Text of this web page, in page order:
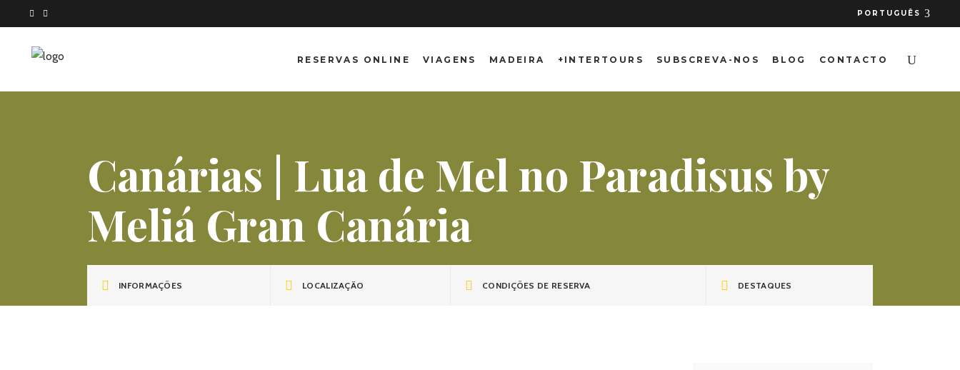
PORTUGUÊS
RESERVAS ONLINE VIAGENS MADEIRA +INTERTOURS SUBSCREVA-NOS BLOG CONTACTO
Canárias | Lua de Mel no Paradisus by
Meliá Gran Canária
INFORMAÇÕES LOCALIZAÇÃO CONDIÇÕES DE RESERVA DESTAQUES